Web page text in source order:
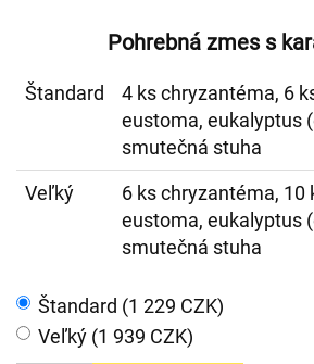
Pohrebná zmes s
Štandard
4 ks chryzantéma, 6
eustoma, eukalyptus
smutečná stuha
Veľký
6 ks chryzantéma, 10
eustoma, eukalyptus
smutečná stuha
Štandard (1 229 CZK)
Veľký (1 939 CZK)